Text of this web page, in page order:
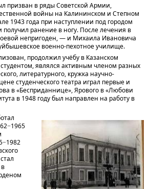
призван в ряды Советской Армии,
войны на Калининском и Степном
1943 года при наступлении под городом
получил ранение в ногу. После лечения в
непригоден, — и Михаила Ивановича
военно-пехотное училище.
продолжил учёбу в Казанском
являлся активным членом разных
литературного, кружка научно-
студенческого театра играл первые и
в «Бесприданнице», Ярового в «Любови
в 1948 году был направлен на работу в